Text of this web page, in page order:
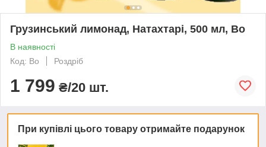
Грузинський лимонад, Натахтарі, 500 мл, Во
В наявності
Код: Во
Роздріб
1 799 ₴/20 шт.
При купівлі цього товару отримайте подарунок